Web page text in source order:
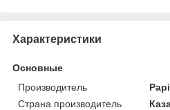
Характеристики
Основные
Производитель
Страна производитель